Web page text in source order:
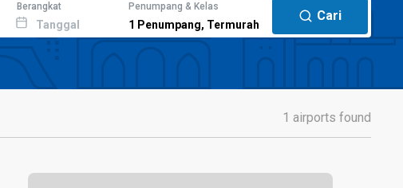
Berangkat
Tanggal
Penumpang & Kelas
1 Penumpang, Termurah
Cari
1 airports found